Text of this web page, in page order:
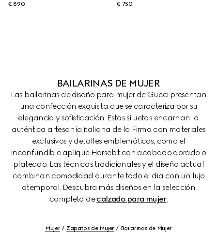
€ 890
€ 750
BAILARINAS DE MUJER
Las bailarinas de diseño para mujer de Gucci presentan
una confección exquisita que se caracteriza por su
elegancia y sofisticación. Estas siluetas encarnan la
auténtica artesanía italiana de la Firma con materiales
exclusivos y detalles emblemáticos, como el
inconfundible aplique Horsebit con acabado dorado o
plateado. Las técnicas tradicionales y el diseño actual
combinan comodidad durante todo el día con un lujo
atemporal. Descubra más diseños en la selección
completa decalzado para mujer.
Mujer Zapatos de Mujer Bailarinas de Mujer